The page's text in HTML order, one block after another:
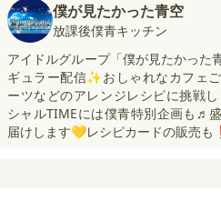
僕が見たかった青空
放課後僕青キッチン
アイドルグループ「僕が見たかった
ギュラー配信✨おしゃれなカフェ
ーツなどのアレンジレシピに挑戦
シャルTIMEには僕青特別企画も♬
届けします💛レシピカードの販売も